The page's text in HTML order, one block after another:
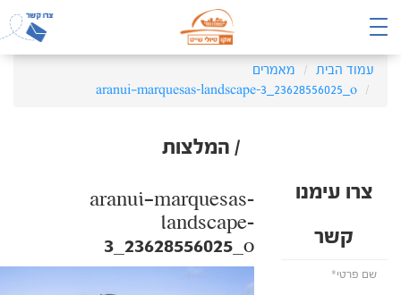
עמוד הבית
מאמרים
aranui—marquesas-landscape-3_23628556025_o
/ המלצות
צרו עימנו
קשר
aranui—marquesas-
landscape-
3_23628556025_o